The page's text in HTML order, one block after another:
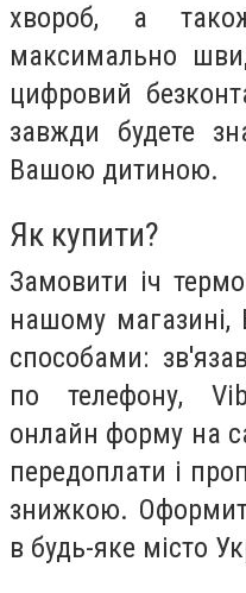
хвороб, а
максимально
цифровий
завжди будете
Вашою дитиною.
Як купити?
Замовити іч
нашому магазині,
способами:
по телефону,
онлайн форму на
передоплати і
знижкою.
в будь-яке місто